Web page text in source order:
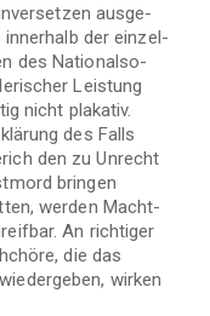
aus­ge­
inner­halb der ein­zel­
des Natio­nal­so­
Leis­tung
nicht pla­ka­tiv.
des Falls
den zu Unrecht
brin­gen
wer­den Macht­
An rich­ti­ger
die das
wir­ken